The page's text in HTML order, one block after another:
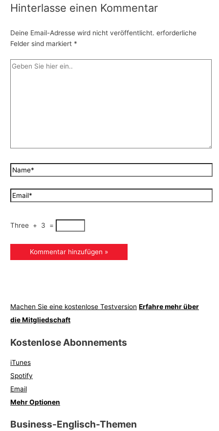
Hinterlasse einen Kommentar
Deine Email-Adresse wird nicht veröffentlicht. erforderliche
Felder sind markiert *
Three + 3 =
Machen Sie eine kostenlose Testversion Erfahre mehr über
die Mitgliedschaft
Kostenlose Abonnements
iTunes
Spotify
Email
Mehr Optionen
Business-Englisch-Themen